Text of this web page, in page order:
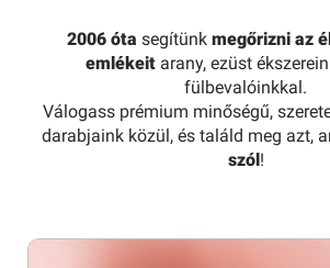
2006 óta segítünk megőrizni az
emlékeitarany, ezüst
fülbevalóinkkal.
Válogass prémium minőségű,
darabjaink közül, és találd meg azt,
szól!